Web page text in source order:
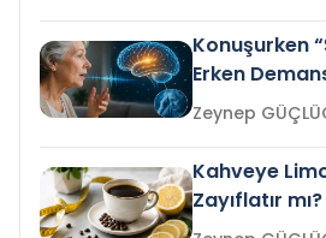
Konuşurken
Erken
mi?
Zeynep
Kahveye
Zayıflatır mı?